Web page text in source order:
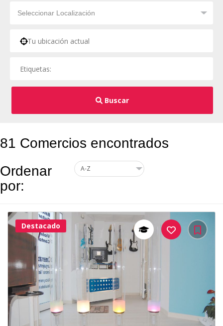
Buscar
81 Comercios encontrados
Ordenar
por:
37Me
Destacado